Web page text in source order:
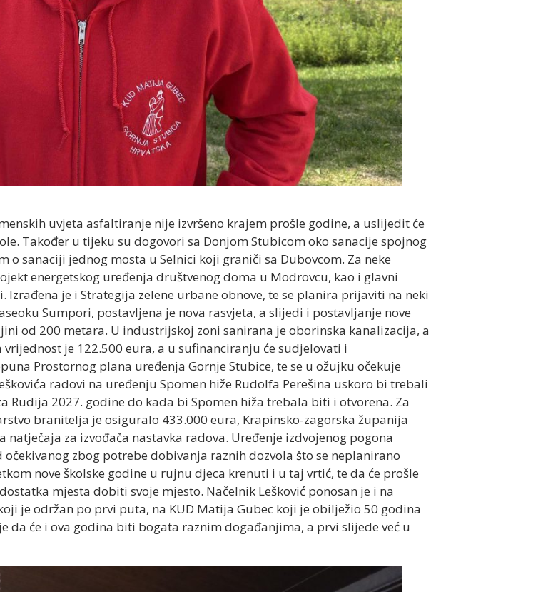
uvjeta asfaltiranje nije izvršeno krajem prošle godine, a uslijedit će
Također u tijeku su dogovori sa Donjom Stubicom oko sanacije spojnog
o sanaciji jednog mosta u Selnici koji graniči sa Dubovcom. Za neke
energetskog uređenja društvenog doma u Modrovcu, kao i glavni
je i Strategija zelene urbane obnove, te se planira prijaviti na neki
Sumpori, postavljena je nova rasvjeta, a slijedi i postavljanje nove
od 200 metara. U industrijskoj zoni sanirana je oborinska kanalizacija, a
je 122.500 eura, a u sufinanciranju će sudjelovati i
Prostornog plana uređenja Gornje Stubice, te se u ožujku očekuje
radovi na uređenju Spomen hiže Rudolfa Perešina uskoro bi trebali
Rudija 2027. godine do kada bi Spomen hiža trebala biti i otvorena. Za
branitelja je osiguralo 433.000 eura, Krapinsko-zagorska županija
za izvođača nastavka radova. Uređenje izdvojenog pogona
zbog potrebe dobivanja raznih dozvola što se neplanirano
nove školske godine u rujnu djeca krenuti i u taj vrtić, te da će prošle
mjesta dobiti svoje mjesto. Načelnik Lešković ponosan je i na
je održan po prvi puta, na KUD Matija Gubec koji je obilježio 50 godina
da će i ova godina biti bogata raznim događanjima, a prvi slijede već u